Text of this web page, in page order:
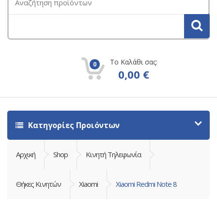
για:
0 Το Καλάθι σας:
0,00 €
Κατηγορίες Προιόντων
Αρχική Shop Κινητή Τηλεφωνία
Θήκες Κινητών Xiaomi Xiaomi Redmi Note 8